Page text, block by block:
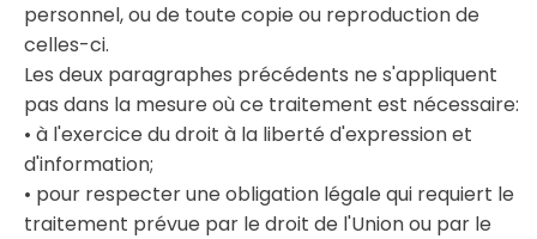
personnel, ou de toute copie ou reproduction de
celles-ci.
Les deux paragraphes précédents ne s'appliquent
pas dans la mesure où ce traitement est nécessaire:
• à l'exercice du droit à la liberté d'expression et
d'information;
• pour respecter une obligation légale qui requiert le
traitement prévue par le droit de l'Union ou par le